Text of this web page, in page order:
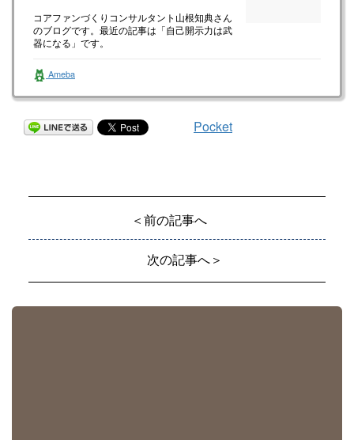
コアファンづくりコンサルタント山根知典さん
のブログです。最近の記事は「自己開示力は武
器になる」です。
Ameba
Pocket
＜前の記事へ
次の記事へ＞